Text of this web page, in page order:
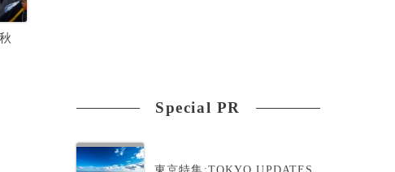
Special PR
東京特集:TOKYO UPDATES